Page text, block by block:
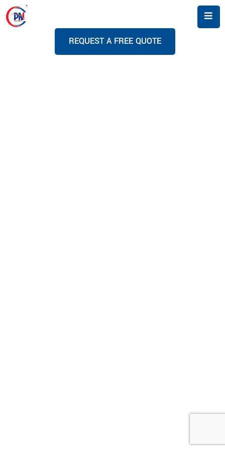
REQUEST A FREE QUOTE